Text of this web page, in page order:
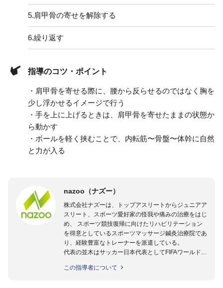
5.肩甲骨の寄せを解除する
6.繰り返す
指導のコツ・ポイント
・肩甲骨を寄せる際に、腰から反らせるのではなく胸を
少し浮かせるイメージで行う
・手を上に上げるときは、肩甲骨を寄せたままの状態か
ら動かす
・ボールを軽く挟むことで、内転筋〜骨盤〜体幹に自然
と力が入る
nazoo（ナズー）
株式会社ナズーは、トップアスリートからジュニアア
スリート、スポーツ愛好家の怪我や痛みの治療をはじ
め、 スポーツ競技復帰に向けたリハビリテーション
を得意としているスポーツマッサージ鍼灸治療院であ
り、経験豊富なトレーナーを派遣している。
代表の並木はサッカー日本代表としてFIFAワールドカ
のほかU-23日本代表のアスレティックトレーナーと
この指導者について